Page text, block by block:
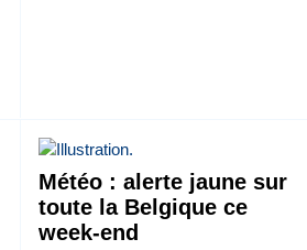
Météo : alerte jaune sur
toute la Belgique ce
week-end